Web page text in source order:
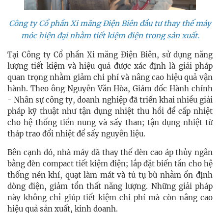
Công ty Cổ phần Xi măng Điện Biên đầu tư thay thế máy
móc hiện đại nhằm tiết kiệm điện trong sản xuất.
Tại Công ty Cổ phần Xi măng Điện Biên, sử dụng năng
lượng tiết kiệm và hiệu quả được xác định là giải pháp
quan trọng nhằm giảm chi phí và nâng cao hiệu quả vận
hành. Theo ông Nguyễn Văn Hòa, Giám đốc Hành chính
- Nhân sự công ty, doanh nghiệp đã triển khai nhiều giải
pháp kỹ thuật như tận dụng nhiệt thu hồi để cấp nhiệt
cho hệ thống tiền nung và sấy than; tận dụng nhiệt từ
tháp trao đổi nhiệt để sấy nguyên liệu.
Bên cạnh đó, nhà máy đã thay thế đèn cao áp thủy ngân
bằng đèn compact tiết kiệm điện; lắp đặt biến tần cho hệ
thống nén khí, quạt làm mát và tủ tụ bù nhằm ổn định
dòng điện, giảm tổn thất năng lượng. Những giải pháp
này không chỉ giúp tiết kiệm chi phí mà còn nâng cao
hiệu quả sản xuất, kinh doanh.